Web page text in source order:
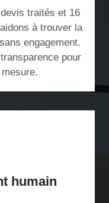
traités et 16
à trouver la
engagement.
pour
humain